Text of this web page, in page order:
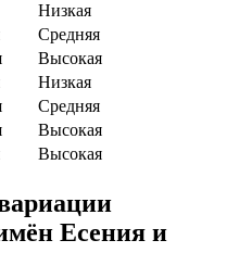
Низкая
Средняя
Высокая
Низкая
Средняя
Высокая
Высокая
Есения и